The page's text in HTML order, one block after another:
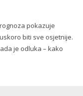
pokazuje
biti sve osjetnije.
je odluka – kako